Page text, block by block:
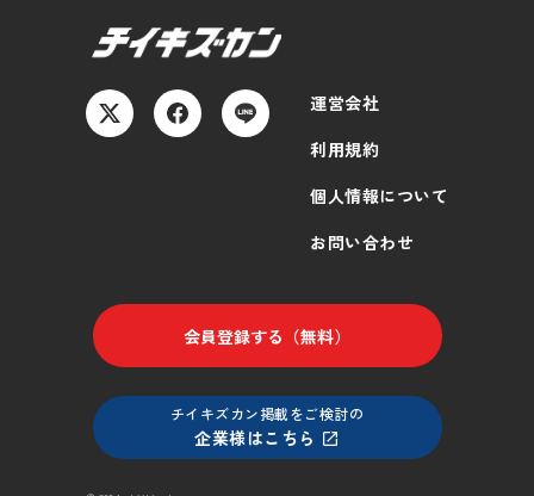
運営会社
利用規約
個人情報について
お問い合わせ
会員登録する（無料）
チイキズカン掲載をご検討の
企業様はこちら